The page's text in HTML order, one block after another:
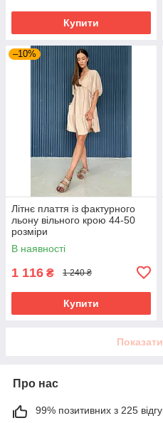
Купити
–10%
Літнє плаття із фактурного
льону вільного крою 44-50
розміри
В наявності
1 116 ₴ 1 240 ₴
Купити
Про нас
99% позитивних з 225